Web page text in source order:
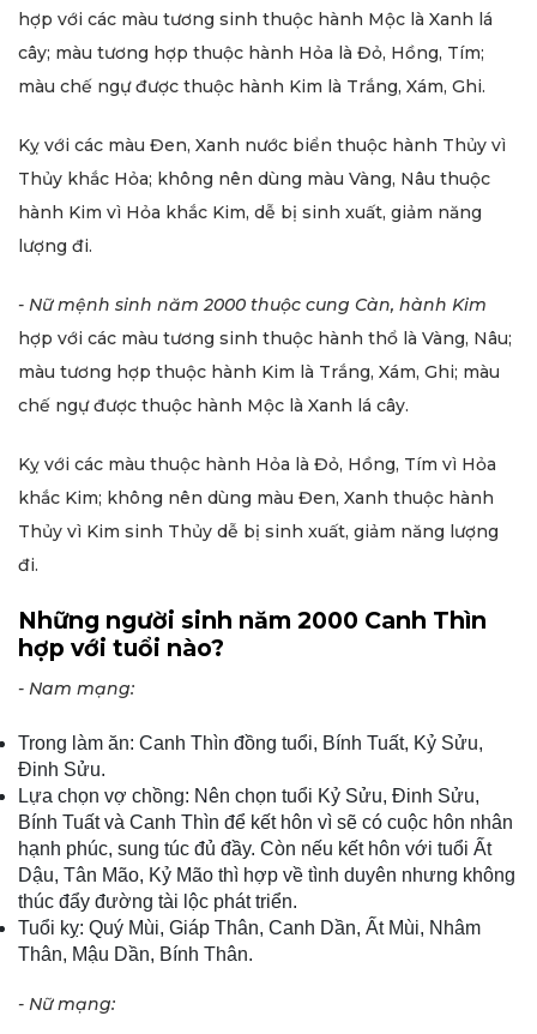
hợp với các màu tương sinh thuộc hành Mộc là Xanh lá
cây; màu tương hợp thuộc hành Hỏa là Đỏ, Hồng, Tím;
màu chế ngự được thuộc hành Kim là Trắng, Xám, Ghi.
Kỵ với các màu Đen, Xanh nước biển thuộc hành Thủy vì
Thủy khắc Hỏa; không nên dùng màu Vàng, Nâu thuộc
hành Kim vì Hỏa khắc Kim, dễ bị sinh xuất, giảm năng
lượng đi.
- Nữ mệnh sinh năm2000 thuộc cung Càn, hành Kim
hợp với các màu tương sinh thuộc hành thổ là Vàng, Nâu;
màu tương hợp thuộc hành Kim là Trắng, Xám, Ghi; màu
chế ngự được thuộc hành Mộc là Xanh lá cây.
Kỵ với các màu thuộc hành Hỏa là Đỏ, Hồng, Tím vì Hỏa
khắc Kim; không nên dùng màu Đen, Xanh thuộc hành
Thủy vì Kim sinh Thủy dễ bị sinh xuất, giảm năng lượng
đi.
Những người sinh năm 2000 Canh Thìn
hợp với tuổi nào?
- Nam mạng:
Trong làm ăn: Canh Thìn đồng tuổi, Bính Tuất, Kỷ Sửu,
Đinh Sửu.
Lựa chọn vợ chồng: Nên chọn tuổi Kỷ Sửu, Đinh Sửu,
Bính Tuất và Canh Thìn để kết hôn vì sẽ có cuộc hôn nhân
hạnh phúc, sung túc đủ đầy. Còn nếu kết hôn với tuổi Ất
Dậu, Tân Mão, Kỷ Mão thì hợp về tình duyên nhưng không
thúc đẩy đường tài lộc phát triển.
Tuổi kỵ: Quý Mùi, Giáp Thân, Canh Dần, Ất Mùi, Nhâm
Thân, Mậu Dần, Bính Thân.
- Nữ mạng: